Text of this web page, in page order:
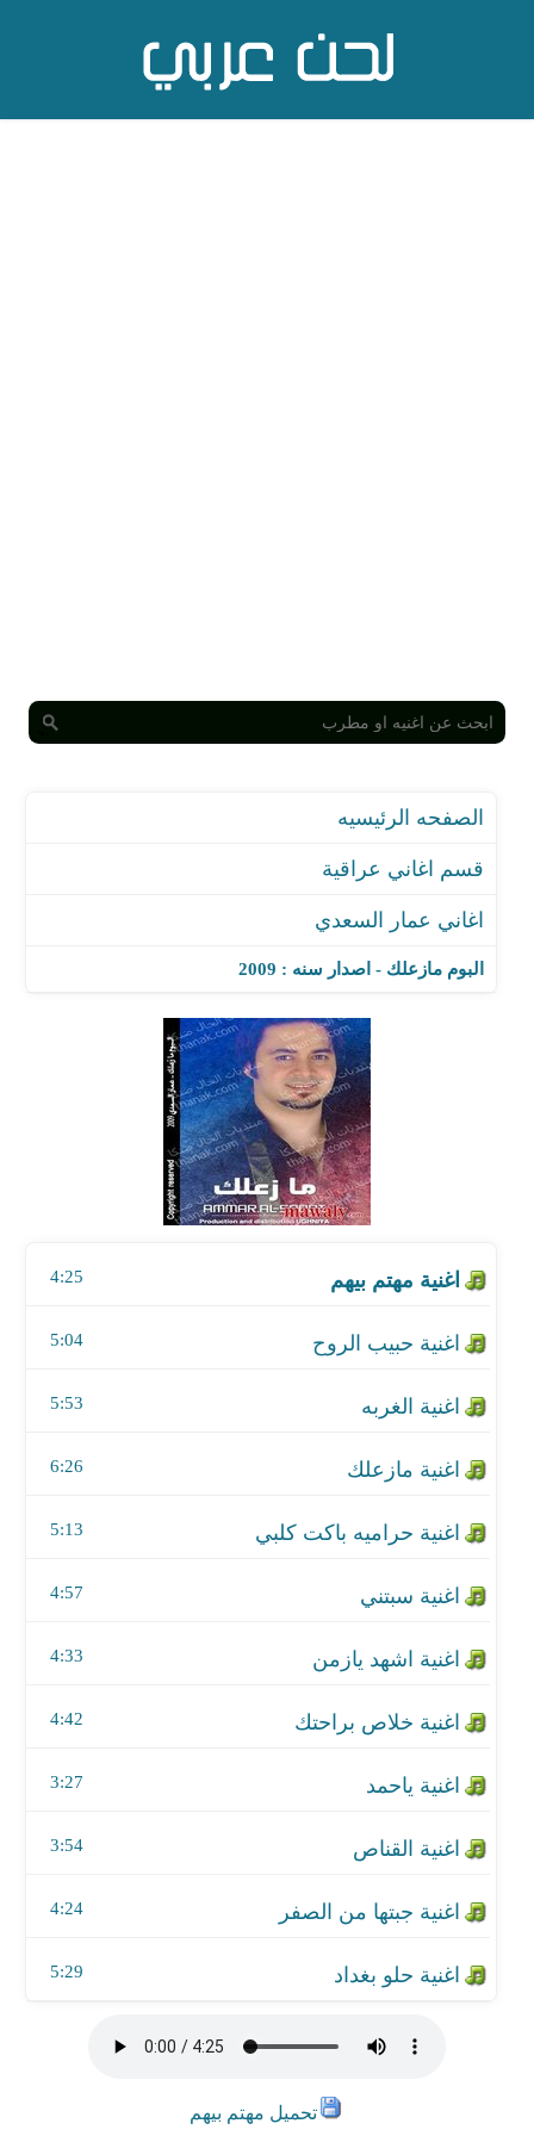
قسم اغاني عراقية
البوم مازعلك - اصدار سنه : 2009
اغنية مهتم بيهم
4:25
اغنية حبيب الروح
5:04
اغنية الغربه
5:53
اغنية مازعلك
6:26
اغنية حراميه باكت كلبي
5:13
اغنية سبتني
4:57
4:33
4:42
3:27
اغنية القناص
3:54
اغنية جبتها من الصفر
4:24
اغنية حلو بغداد
5:29
تحميل مهتم بيهم